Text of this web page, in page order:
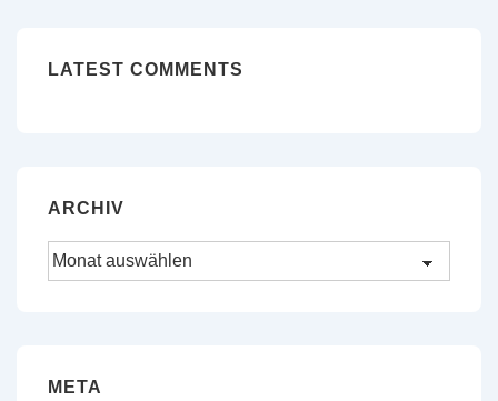
LATEST COMMENTS
ARCHIV
Archiv
META